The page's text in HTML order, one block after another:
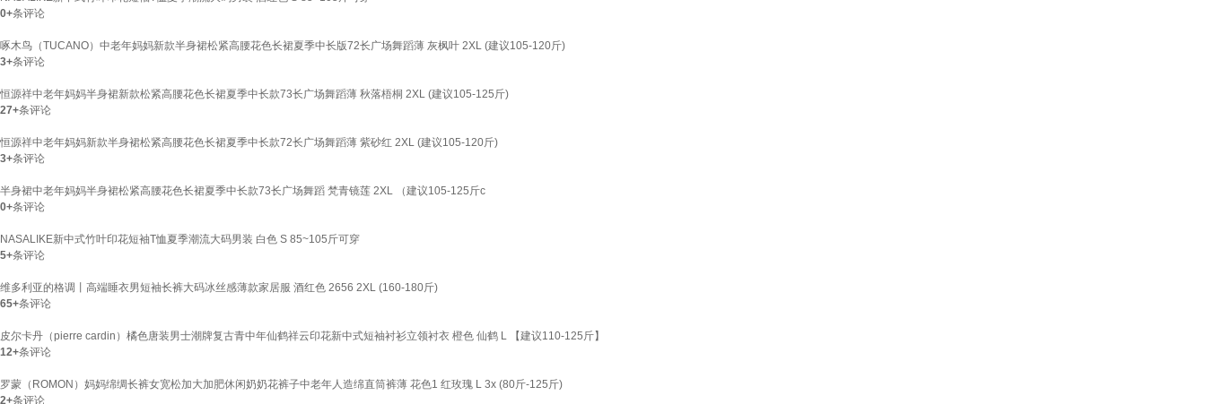
0+条评论
啄木鸟（TUCANO）中老年妈妈新款半身裙松紧高腰花色长裙夏季中长版72长广场舞蹈薄 灰枫叶 2XL (建议105-120斤)
3+条评论
恒源祥中老年妈妈半身裙新款松紧高腰花色长裙夏季中长款73长广场舞蹈薄 秋落梧桐 2XL (建议105-125斤)
27+条评论
恒源祥中老年妈妈新款半身裙松紧高腰花色长裙夏季中长款72长广场舞蹈薄 紫砂红 2XL (建议105-120斤)
3+条评论
半身裙中老年妈妈半身裙松紧高腰花色长裙夏季中长款73长广场舞蹈 梵青镜莲 2XL （建议105-125斤c
0+条评论
NASALIKE新中式竹叶印花短袖T恤夏季潮流大码男装 白色 S 85~105斤可穿
5+条评论
维多利亚的格调丨高端睡衣男短袖长裤大码冰丝感薄款家居服 酒红色 2656 2XL (160-180斤)
65+条评论
皮尔卡丹（pierre cardin）橘色唐装男士潮牌复古青中年仙鹤祥云印花新中式短袖衬衫立领衬衣 橙色 仙鹤 L 【建议110-125斤】
12+条评论
罗蒙（ROMON）妈妈绵绸长裤女宽松加大加肥休闲奶奶花裤子中老年人造绵直筒裤薄 花色1 红玫瑰 L 3x (80斤-125斤)
2+条评论